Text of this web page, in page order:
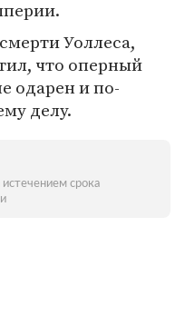
Уоллеса,
что оперный
одарен и по-
делу.
срока